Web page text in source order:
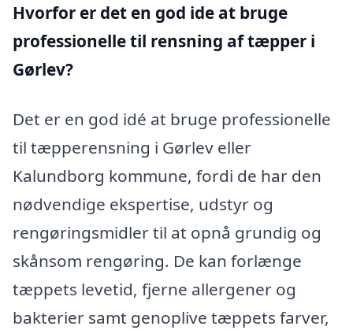
Hvorfor er det en god ide at bruge
professionelle til rensning af tæpper i
Gørlev?
Det er en god idé at bruge professionelle
til tæpperensning i Gørlev eller
Kalundborg kommune, fordi de har den
nødvendige ekspertise, udstyr og
rengøringsmidler til at opnå grundig og
skånsom rengøring. De kan forlænge
tæppets levetid, fjerne allergener og
bakterier samt genoplive tæppets farver,